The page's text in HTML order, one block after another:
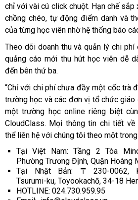
chỉ với vài cú click chuột. Hạn chế sắp
chồng chéo, tự động điểm danh và
của từng học viên nhờ hệ thống báo
Theo dõi doanh thu và quản lý chi phí
quảng cáo mới thu hút học viên dễ
đến bên thứ ba.
“Chỉ với chi phí chưa đầy một cốc trà
trường học và các đơn vị tổ chức giáo
một trường học online riêng biệt
CloudClass. Mọi thông tin chi tiết
thể liên hệ với chúng tôi theo một
Tại Việt Nam: Tầng 2 Tòa
Phường Trương Định, Quận Hoàng
Tại Nhật Bản: 〒230-0062,
Tsurumi-ku, Toyookachō, 34-18
HOTLINE: 024.730.959.95